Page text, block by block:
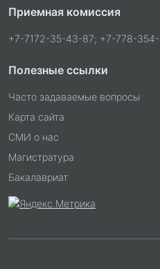
Приемная комиссия
+7-7172-35-43-87; +7-778-
Полезные ссылки
Часто задаваемые вопросы
Карта сайта
СМИ о нас
Магистратура
Бакалавриат